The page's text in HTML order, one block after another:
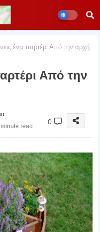
ένα παρτέρι Από την αρχή
Από την
read
0